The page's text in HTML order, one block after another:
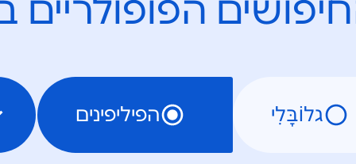
הפופולריים
גלוֹבָּלִי הפיליפינים